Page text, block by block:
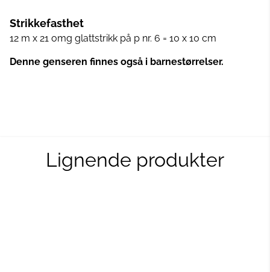
Strikkefasthet
12 m x 21 omg glattstrikk på p nr. 6 = 10 x 10 cm
Denne genseren finnes også i barnestørrelser.
Lignende produkter